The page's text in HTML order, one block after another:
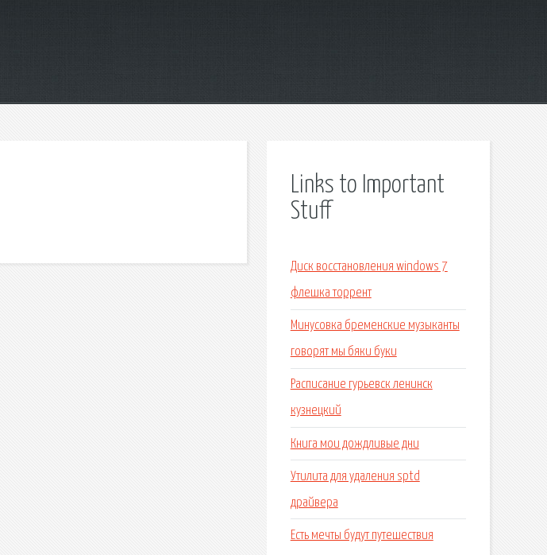
Links to Important
Stuff
Диск восстановления windows 7
флешка торрент
Минусовка бременские музыканты
говорят мы бяки буки
Расписание гурьевск ленинск
кузнецкий
Книга мои дождливые дни
Утилита для удаления sptd
драйвера
Есть мечты будут путешествия